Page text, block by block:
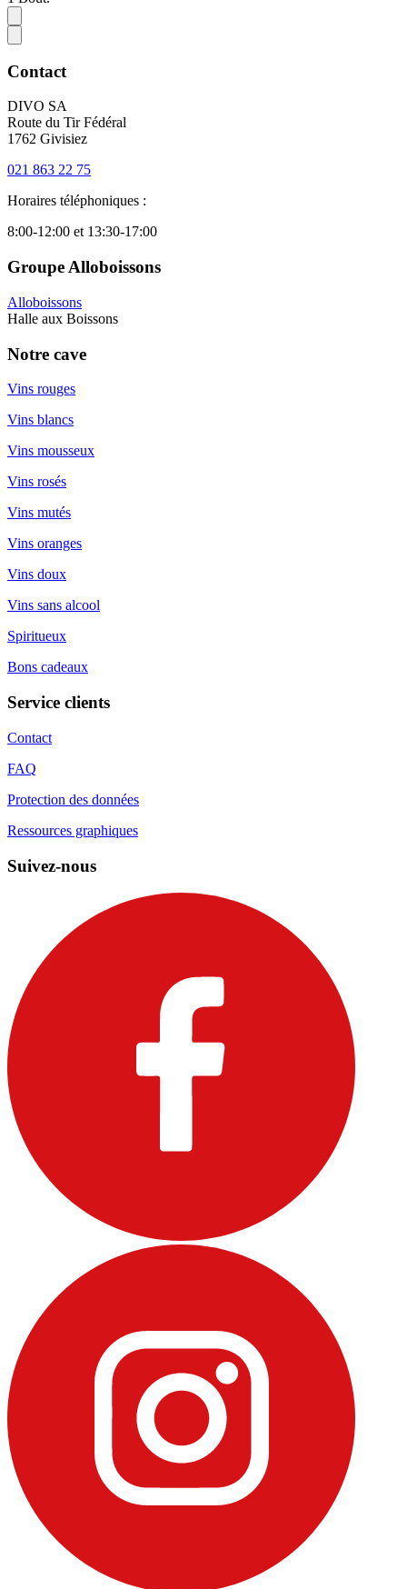
Contact
DIVO SA
Route du Tir Fédéral
1762 Givisiez
021 863 22 75
Horaires téléphoniques :
8:00-12:00 et 13:30-17:00
Groupe Alloboissons
Alloboissons
Halle aux Boissons
Notre cave
Vins rouges
Vins blancs
Vins mousseux
Vins rosés
Vins mutés
Vins oranges
Vins doux
Vins sans alcool
Spiritueux
Bons cadeaux
Service clients
Contact
FAQ
Protection des données
Ressources graphiques
Suivez-nous